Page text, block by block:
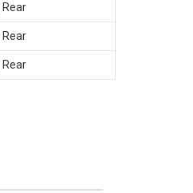
Rear
Rear
Rear